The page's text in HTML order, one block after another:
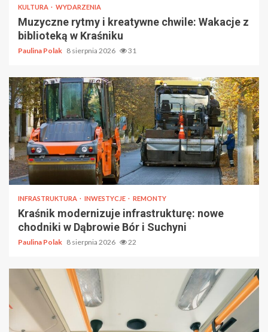
KULTURA WYDARZENIA
Muzyczne rytmy i kreatywne chwile: Wakacje z
biblioteką w Kraśniku
Paulina Polak 8 sierpnia 2026 31
INFRASTRUKTURA INWESTYCJE REMONTY
Kraśnik modernizuje infrastrukturę: nowe
chodniki w Dąbrowie Bór i Suchyni
Paulina Polak 8 sierpnia 2026 22